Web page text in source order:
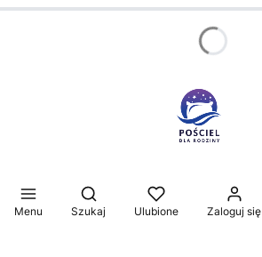
Menu
Otwórz wyszukiwarkę
Szukaj Ulubione Zaloguj się